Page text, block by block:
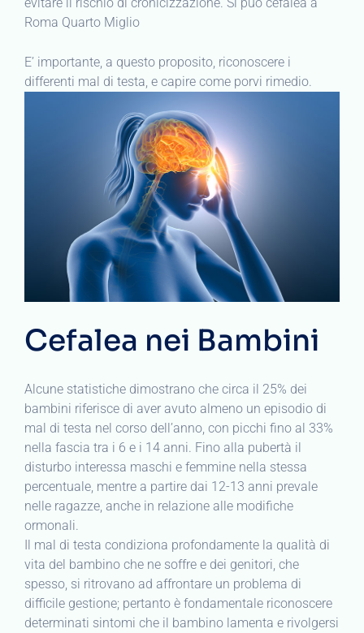
Roma Quarto Miglio
E’ importante, a questo proposito, riconoscere i
differenti mal di testa, e capire come porvi rimedio.
Cefalea nei Bambini
Alcune statistiche dimostrano che circa il 25% dei
bambini riferisce di aver avuto almeno un episodio di
mal di testa nel corso dell’anno, con picchi fino al 33%
nella fascia tra i 6 e i 14 anni. Fino alla pubertà il
disturbo interessa maschi e femmine nella stessa
percentuale, mentre a partire dai 12-13 anni prevale
nelle ragazze, anche in relazione alle modifiche
ormonali.
Il mal di testa condiziona profondamente la qualità di
vita del bambino che ne soffre e dei genitori, che
spesso, si ritrovano ad affrontare un problema di
difficile gestione; pertanto è fondamentale riconoscere
determinati sintomi che il bambino lamenta e rivolgersi